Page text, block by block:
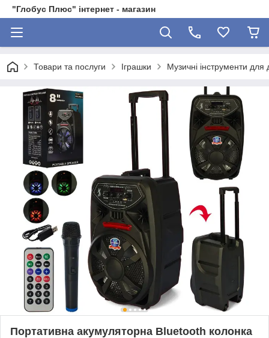
"Глобус Плюс" інтернет - магазин
Товари та послуги Іграшки Музичні інструменти для
Портативна акумуляторна Bluetooth колонка